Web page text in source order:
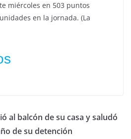
miércoles en 503 puntos
en la jornada. (La
al balcón de su casa y saludó
de su detención